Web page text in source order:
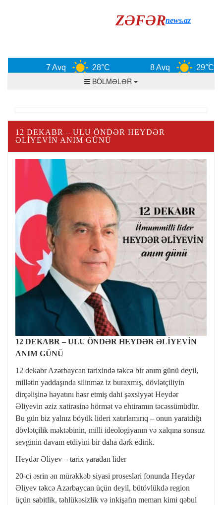
ZƏFƏRnews.az
7 Avq 28°C 8 Avq 29°C
BÖLMƏLƏR
12 DEKABR – ULU ÖNDƏR HEYDƏR
ƏLİYEVİN ANIM GÜNÜ
12 DEKABR – ULU ÖNDƏR HEYDƏR ƏLİYEVİN
ANIM GÜNÜ
12 dekabr Azərbaycan tarixində təkcə bir anım günü deyil,
millətin yaddaşında silinməz iz buraxmış, dövlətçiliyin
dirçəlişinə həyatını həsr etmiş dahi şəxsiyyət Heydər
Əliyevin əziz xatirəsinə hörmət və ehtiramın təcəssümüdür.
Bu gün biz yalnız böyük lideri xatırlamırıq – onun yaratdığı
dövlətçilik məktəbinin, milli ideologiyanın və xalqına sonsuz
sevginin davam etdiyini bir daha dərk edirik.
Heydər Əliyev – tarix yaradan lider
20-ci əsrin ən mürəkkəb siyasi prosesləri fonunda Heydər
Əliyev təkcə Azərbaycan üçün deyil, bütövlükdə region
üçün sabitlik, təhlükəsizlik və inkişafın memarı kimi qəbul